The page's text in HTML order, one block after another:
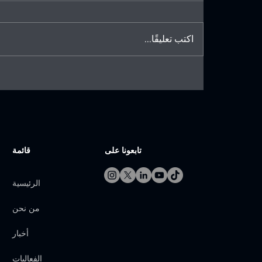
التطوير المؤسسي للترايثلون
اكتب تعليقًا...
الرئيسية
من نحن
أخبار
الفعاليات
تابعونا على